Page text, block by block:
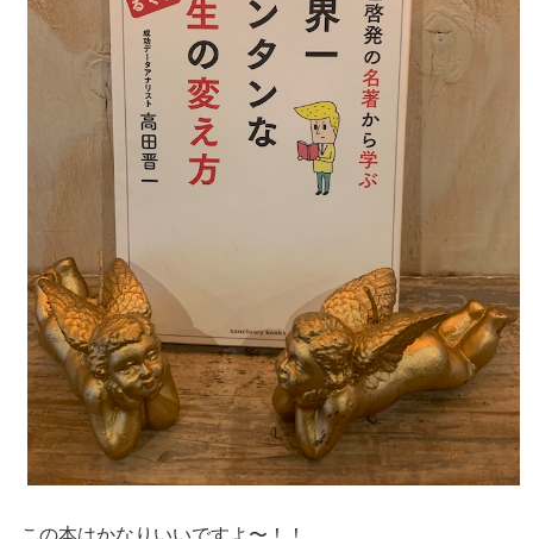
この本はかなりいいですよ〜！！